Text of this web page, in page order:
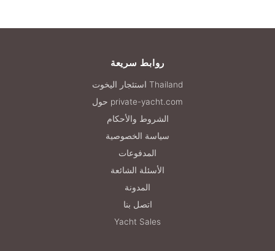
روابط سريعة
استئجار اليخوت Thailand
حول private-yacht.com
الشروط والأحكام
سياسة الخصوصية
المدفوعات
الأسئلة الشائعة
المدونة
اتصل بنا
Yacht Sales